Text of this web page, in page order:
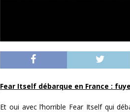
Fear Itself débarque en France :
Et oui avec l’horrible Fear Itself qui